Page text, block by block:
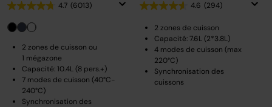
4.7 (6013)
2 zones de cuisson ou
1 mégazone
Capacité: 10.4L (8 pers.+)
7 modes de cuisson (40°C-
240°C)
Synchronisation des
4.6 (294)
2 zones de cuisson
Capacité: 7.6L (2*3.8L)
4 modes de cuisson (max
220°C)
Synchronisation des
cuissons